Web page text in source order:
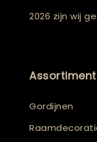
2026 zijn wij
Assortiment
Gordijnen